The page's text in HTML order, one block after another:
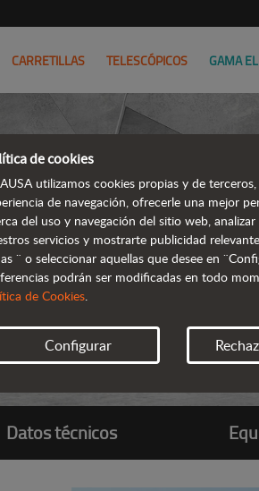
CARRETILLAS TELESCÓPICOS GAMA
Datos técnicos
de cookies
utilizamos cookies propias y de
de navegación, ofrecerle una mejor
del uso y navegación del sitio web,
servicios y mostrarte publicidad
¨ o seleccionar aquellas que desee en
podrán ser modificadas en todo
de Cookies.
Configurar